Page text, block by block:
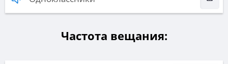
Частота вещания: